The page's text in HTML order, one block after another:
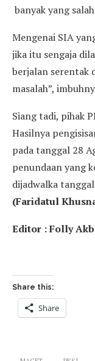
banyak yang
Mengenai SIA
jika itu sengaja
berjalan serentak
masalah”,
Siang tadi, pihak
Hasilnya
pada tanggal 28
penundaan yang
dijadwalka
(Faridatul
Editor : Folly
Share this:
Share